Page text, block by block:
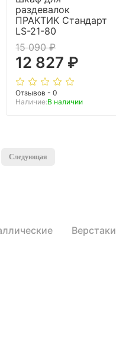
раздевалок
ПРАКТИК Стандарт
LS-21-80
15 090 ₽
12 827 ₽
Отзывов - 0
Наличие:В наличии
Следующая
Верстаки